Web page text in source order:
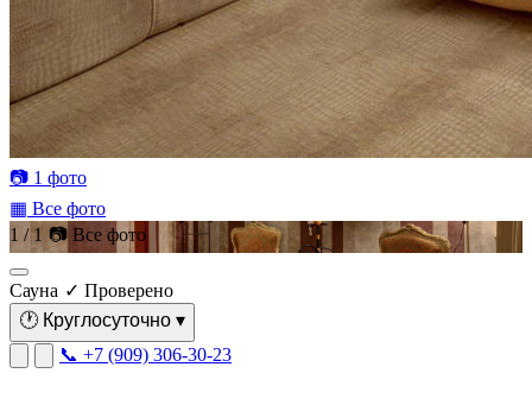
📷 1 фото
▦ Все фото
1 / 1 📷 Все фото
Сауна ✓ Проверено
🕐 Круглосуточно ▾
📞 +7 (909) 306-30-23